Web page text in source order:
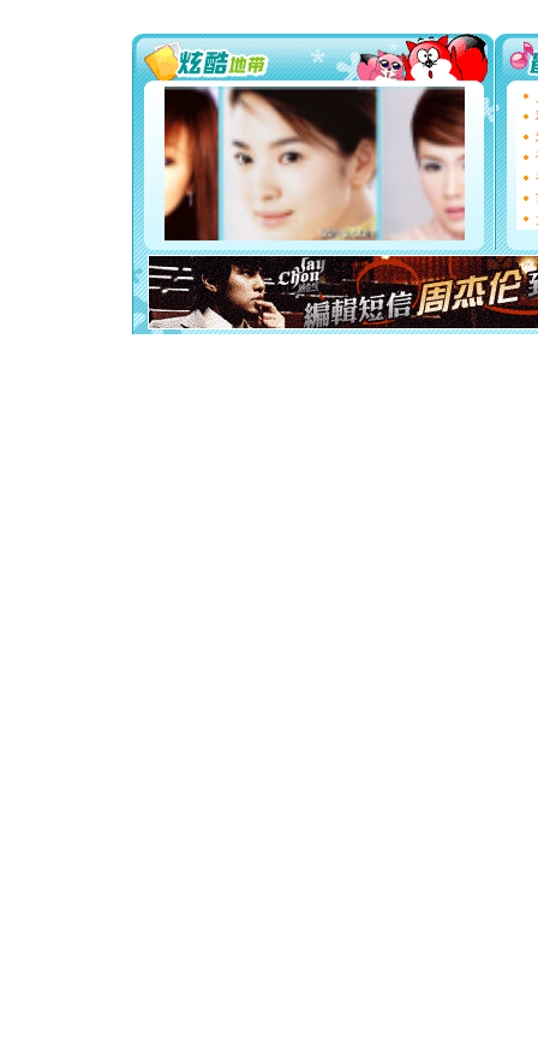
你太多，
要平安
[圣诞节]
能正大
都要快乐
[圣诞节]
如意,快
[元旦]
看
断电。
你是我
[元旦]
起；二是
离。水晶
[元旦]当
泣，这痛